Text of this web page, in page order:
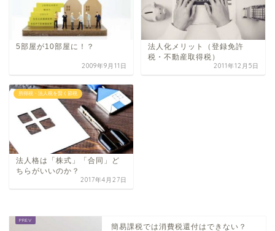
5部屋が10部屋に！？
2009年9月11日
法人化メ​リット（登録免許
税・​不動産取得税）
2011年12月5日
所得税・法人税を賢く節税
法人格は「株式」「合同」ど
ちらがいいのか？
2017年4月27日
簡易課税では消費税還付はできない？